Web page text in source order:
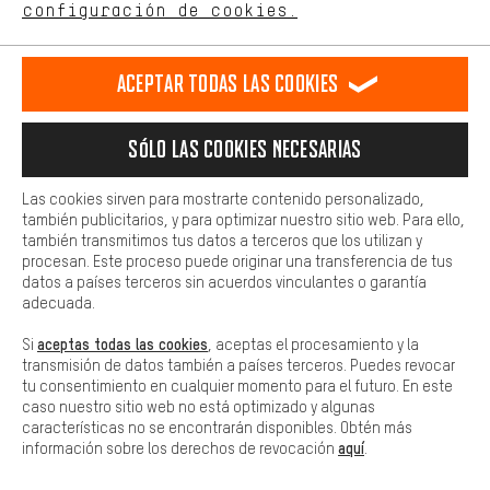
español english Deutsch
RESCINDIR EL CONTRATO Comunidad de Aquisgrán Programa de afiliados
Aviso Legal Protección de datos Condiciones Generales
Plataforma de reportes Reciclaje de baterias
Configuración de las cookies Ajusta el contraste
Todos los precios indicados son en euros e sin MwSt, más
gastos de envío aEstados Unidos.
configuración de cookies.
Más confort
cookies de comodidad, creamos enlaces a plataformas de redes
sociales. Esto nos permite proporcionarle más contenido e
adicionales que le ayudarán a encontrar los productos adecuados.
preguntas de forma rápida y sencilla.
Básica
Las cookies básicas aseguran que puedas usar nuestro sitio web.
Aceptar todas las cookies
Sólo las cookies necesarias
Las cookies sirven para mostrarte contenido personalizado,
también publicitarios, y para optimizar nuestro sitio web. Para ello,
también transmitimos tus datos a terceros que los utilizan y
procesan. Este proceso puede originar una transferencia de tus
datos a países terceros sin acuerdos vinculantes o garantía
adecuada.
Si aceptas todas las cookies , aceptas el procesamiento y la
transmisión de datos también a países terceros. Puedes revocar
tu consentimiento en cualquier momento para el futuro. En este
caso nuestro sitio web no está optimizado y algunas
características no se encontrarán disponibles. Obtén más
información sobre los derechos de revocación aquí.